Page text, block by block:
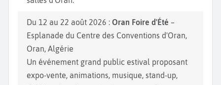
Du 12 au 22 août 2026 : Oran Foire d'Été –
Esplanade du Centre des Conventions d'Oran,
Oran, Algérie
Un événement grand public estival proposant
expo-vente, animations, musique, stand-up,